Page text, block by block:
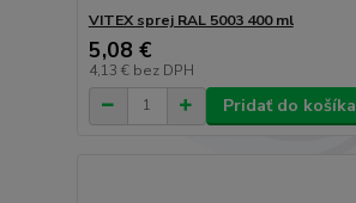
VITEX sprej RAL 5003 400 ml
5,08 €
4,13 € bez DPH
Pridať do košíka